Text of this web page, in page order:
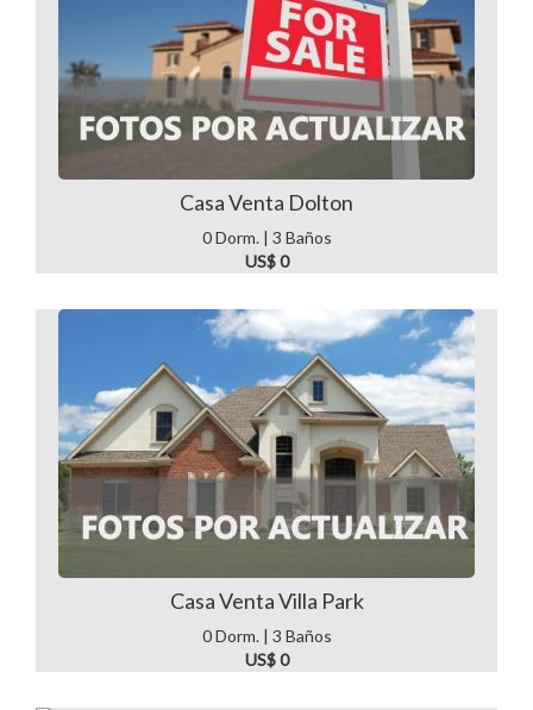
Casa Venta Dolton
0 Dorm. | 3 Baños
US$ 0
Casa Venta Villa Park
0 Dorm. | 3 Baños
US$ 0